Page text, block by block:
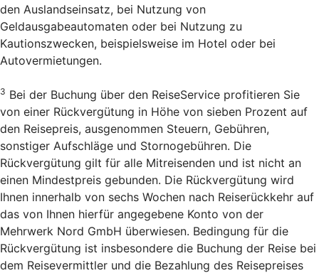
den Auslandseinsatz, bei Nutzung von
Geldausgabeautomaten oder bei Nutzung zu
Kautionszwecken, beispielsweise im Hotel oder bei
Autovermietungen.
3 Bei der Buchung über den Reise­Service profitieren Sie
von einer Rückvergütung in Höhe von sieben Prozent auf
den Reisepreis, ausgenommen Steuern, Gebühren,
sonstiger Aufschläge und Stornogebühren. Die
Rückvergütung gilt für alle Mitreisenden und ist nicht an
einen Mindestpreis gebunden. Die Rückvergütung wird
Ihnen innerhalb von sechs Wochen nach Reiserückkehr auf
das von Ihnen hierfür angegebene Konto von der
Mehrwerk Nord GmbH überwiesen. Bedingung für die
Rückvergütung ist insbesondere die Buchung der Reise bei
dem Reisevermittler und die Bezahlung des Reisepreises